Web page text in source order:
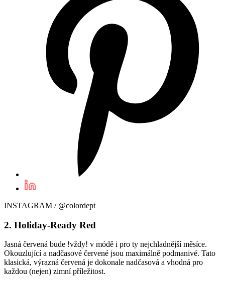
INSTAGRAM / @colordept
2. Holiday-Ready Red
Jasná červená bude !vždy! v módě i pro ty nejchladnější měsíce.
Okouzlující a nadčasové červené jsou maximálně podmanivé. Tato
klasická, výrazná červená je dokonale nadčasová a vhodná pro
každou (nejen) zimní příležitost.